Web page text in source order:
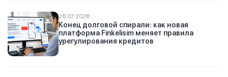
26.07.2026
Конец долговой спирали: как новая
платформа Finkelisim меняет правила
урегулирования кредитов